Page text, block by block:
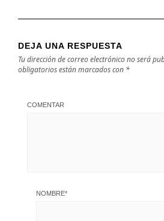
DEJA UNA RESPUESTA
Tu dirección de correo electrónico no será
obligatorios están marcados con *
COMENTAR
NOMBRE*